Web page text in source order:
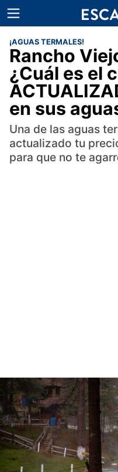
¡AGUAS TERMALES!
Rancho
¿Cuál es el
en sus
Una de las aguas
actualizado tu
para que no te